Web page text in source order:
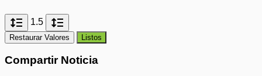
format_line_spacing 1.5 format_line_spacing
Restaurar Valores Listos
Compartir Noticia